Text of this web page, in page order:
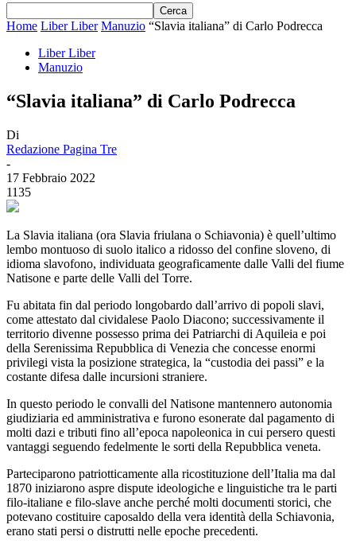
Home Liber Liber Manuzio “Slavia italiana” di Carlo Podrecca
Liber Liber
Manuzio
“Slavia italiana” di Carlo Podrecca
Di
Redazione Pagina Tre
-
17 Febbraio 2022
1135
La Slavia italiana (ora Slavia friulana o Schiavonia) è quell’ultimo
lembo montuoso di suolo italico a ridosso del confine sloveno, di
idioma slavofono, individuata geograficamente dalle Valli del fiume
Natisone e parte delle Valli del Torre.
Fu abitata fin dal periodo longobardo dall’arrivo di popoli slavi,
come attestato dal cividalese Paolo Diacono; successivamente il
territorio divenne possesso prima dei Patriarchi di Aquileia e poi
della Serenissima Repubblica di Venezia che concesse enormi
privilegi vista la posizione strategica, la “custodia dei passi” e la
costante difesa dalle incursioni straniere.
In questo periodo le convalli del Natisone mantennero autonomia
giudiziaria ed amministrativa e furono esonerate dal pagamento di
molti dazi e tributi fino all’epoca napoleonica in cui persero questi
vantaggi seguendo fedelmente le sorti della Repubblica veneta.
Parteciparono patriotticamente alla ricostituzione dell’Italia ma dal
1870 iniziarono aspre dispute ideologiche e linguistiche tra le parti
filo-italiane e filo-slave anche perché molti documenti storici, che
potevano costituire caposaldo della vera identità della Schiavonia,
erano stati persi o distrutti nelle epoche precedenti.